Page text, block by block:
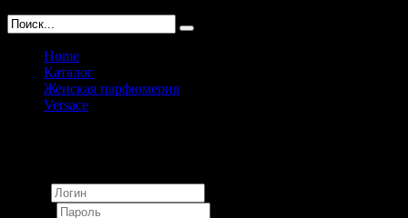
Home
Каталог
Женская парфюмерия
Versace